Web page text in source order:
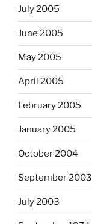
July 2005
June 2005
May 2005
April 2005
February 2005
January 2005
October 2004
September 2003
July 2003